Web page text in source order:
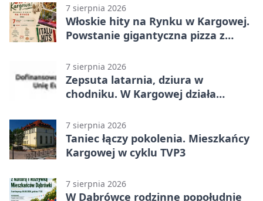
7 sierpnia 2026
Włoskie hity na Rynku w Kargowej.
Powstanie gigantyczna pizza z
7 sierpnia 2026
Zepsuta latarnia, dziura w
chodniku. W Kargowej działa
7 sierpnia 2026
Taniec łączy pokolenia. Mieszkańcy
Kargowej w cyklu TVP3
7 sierpnia 2026
W Dąbrówce rodzinne popołudnie